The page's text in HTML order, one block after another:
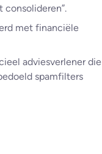
consolideren”.
met financiële
adviesverlener die
spamfilters